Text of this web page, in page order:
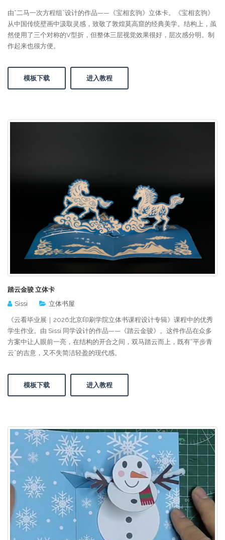
由“二马一次方程组”设计的作品——《宝相玄驹》立体卡。《宝相玄驹》
从中国传统壁画中汲取灵感，致敬了敦煌莫高窟的经典美学。结构上，虽
然使用了三个对称的V型折，但整体三层视觉效果很好，层次感分明。制
作起来也很方便。
模板下载 进入教程
踏云金骏 立体卡
Sissi
立体书屋
《云看毕业展｜2026北京印刷学院立体书课程设计专辑》课程中的优秀
学生作业。由 Sissi 同学设计的作品——《踏云金骏》。这件作品在众多
方案中让人眼前一亮，在结构的开合之间，双马踏云而上，既有“平步青
云”的吉意，又不失简洁轻盈的现代感。
模板下载 进入教程